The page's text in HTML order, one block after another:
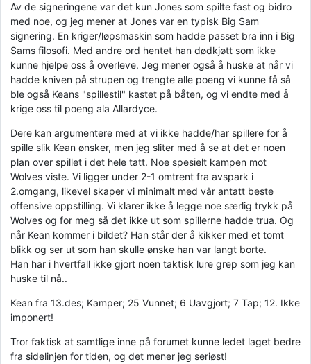
Av de signeringene var det kun Jones som spilte fast og bidro
med noe, og jeg mener at Jones var en typisk Big Sam
signering. En kriger/løpsmaskin som hadde passet bra inn i Big
Sams filosofi. Med andre ord hentet han dødkjøtt som ikke
kunne hjelpe oss å overleve. Jeg mener også å huske at når vi
hadde kniven på strupen og trengte alle poeng vi kunne få så
ble også Keans "spillestil" kastet på båten, og vi endte med å
krige oss til poeng ala Allardyce.
Dere kan argumentere med at vi ikke hadde/har spillere for å
spille slik Kean ønsker, men jeg sliter med å se at det er noen
plan over spillet i det hele tatt. Noe spesielt kampen mot
Wolves viste. Vi ligger under 2-1 omtrent fra avspark i
2.omgang, likevel skaper vi minimalt med vår antatt beste
offensive oppstilling. Vi klarer ikke å legge noe særlig trykk på
Wolves og for meg så det ikke ut som spillerne hadde trua. Og
når Kean kommer i bildet? Han står der å kikker med et tomt
blikk og ser ut som han skulle ønske han var langt borte.
Han har i hvertfall ikke gjort noen taktisk lure grep som jeg kan
huske til nå..
Kean fra 13.des; Kamper; 25 Vunnet; 6 Uavgjort; 7 Tap; 12. Ikke
imponert!
Tror faktisk at samtlige inne på forumet kunne ledet laget bedre
fra sidelinjen for tiden, og det mener jeg seriøst!